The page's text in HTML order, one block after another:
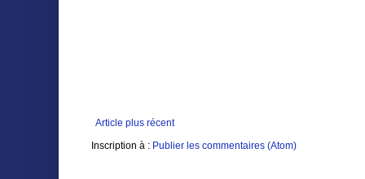
Article plus récent
Inscription à : Publier les commentaires (Atom)